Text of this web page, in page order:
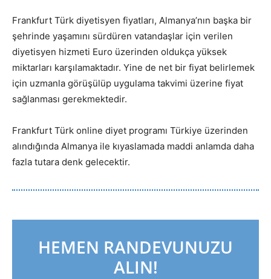
Frankfurt Türk diyetisyen fiyatları, Almanya’nın başka bir
şehrinde yaşamını sürdüren vatandaşlar için verilen
diyetisyen hizmeti Euro üzerinden oldukça yüksek
miktarları karşılamaktadır. Yine de net bir fiyat belirlemek
için uzmanla görüşülüp uygulama takvimi üzerine fiyat
sağlanması gerekmektedir.
Frankfurt Türk online diyet programı Türkiye üzerinden
alındığında Almanya ile kıyaslamada maddi anlamda daha
fazla tutara denk gelecektir.
HEMEN RANDEVUNUZU
ALIN!